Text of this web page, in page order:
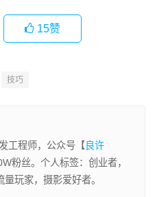
15赞
技巧
工程师，公众号【 良许
粉丝。个人标签：创业者，
玩家，摄影爱好者。